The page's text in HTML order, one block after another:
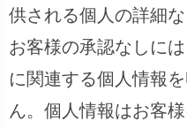
供される個人の詳細な
お客様の承認なしに
に関連する個人情報
ん。個人情報はお客